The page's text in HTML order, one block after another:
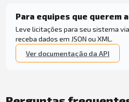
Para equipes que querem
Leve licitações para seu sistema via
receba dados em JSON ou XML.
Ver documentação da API